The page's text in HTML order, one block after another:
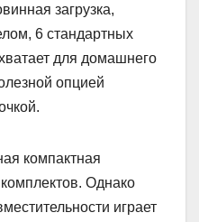
загрузка,
6 стандартных
для домашнего
опцией
компактная
Однако
играет